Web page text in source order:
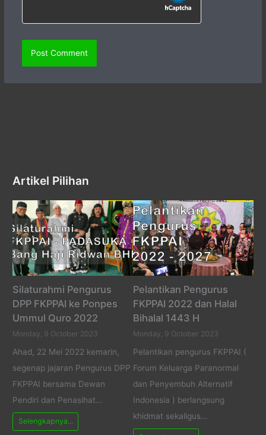
Artikel Pilihan
Silaturahmi Pengurus
DPP FKPPAI ke Ponpes
Ummul Quro 2022
Monday, 9 October 2023
Ahad, 22 Mei 2022 kemarin,
segenap jajaran Pengurus DPP
FKPPAI bersama Dewan
Pendiri dan Penasihat…
Selengkapnya...
Pelantikan Pengurus
FKPPAI 2022 dan Halal
Bihalal 1443 H
Monday, 9 October 2023
Pelantikan pengurus FKPPAI (
Forum Keluarga Paranormal
dan Penyembuh Alternatif
Indonesia ) berlangsung
khidmat sekaligus…